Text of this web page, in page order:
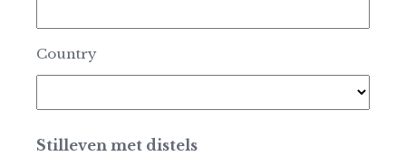
Country
Stilleven met distels